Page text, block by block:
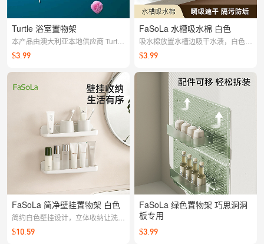
Turtle 浴室置物架
本产品由澳大利亚本地供应商 Turtle
供货。如遇产品质量问题，请联系客
服，我们将及时与供应商沟通处理。
$3.99
FaSoLa 简净壁挂置物架 白色
简约白色壁挂设计，立体收纳让洗漱
或厨房小物各就各位，释放台面空
间，整洁看得见。
$10.59
FaSoLa 水槽吸水棉 白色
吸水棉放置水槽边吸干水渍，白色设
计百搭不显脏
$3.99
FaSoLa 绿色置物架 巧思洞洞
板专用
$3.99